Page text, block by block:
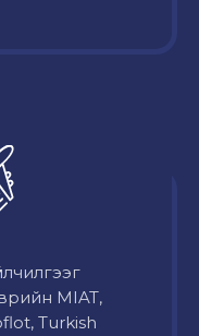
MIAT,
Turkish